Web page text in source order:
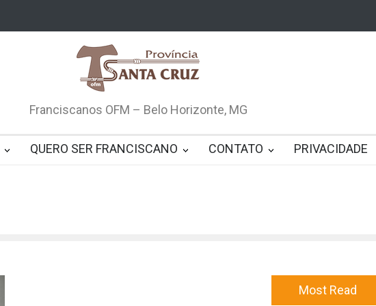
Franciscanos OFM – Belo Horizonte, MG
QUERO SER FRANCISCANO CONTATO PRIVACIDADE
Most Read